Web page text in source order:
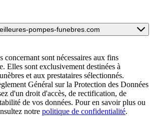
pompes-funebres.com
concernant sont nécessaires aux fins
Elles sont exclusivement destinées à
et aux prestataires sélectionnés.
Général sur la Protection des Données
d'un droit d'accès, de rectification, de
de vos données. Pour en savoir plus ou
notre politique de confidentialité.